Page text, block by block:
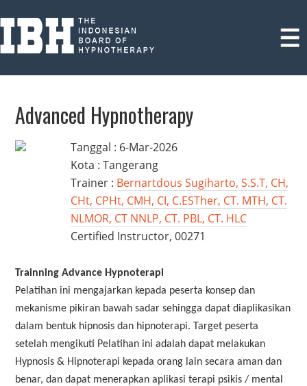
Advanced Hypnotherapy
Tanggal : 6-Mar-2026
Kota : Tangerang
Trainer : Bernartdous Sugiharto, S.S.T, CH,
CHt, CPHt, CMH, CI, C.ESTher, CT. MTH, CT.
NLMOR, CT NNLP, CT. PBL, CT. HLC
Certified Instructor, 00271
Trainning Advance Hypnoterapi
Pelatihan ini mengajarkan kepada peserta konsep dan
mekanisme pikiran bawah sadar sehingga dapat diaplikasikan
dalam bentuk hipnosis dan hipnoterapi. Target peserta
setelah mengikuti Pelatihan ini adalah dapat melakukan
Hypnosis & Hipnoterapi kepada orang lain secara aman dan
benar, dan dapat menerapkan aplikasi terapi psikis / mental